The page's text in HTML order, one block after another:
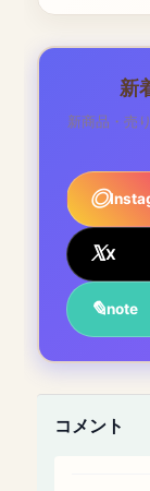
新
新商品・売
X
note
コメント